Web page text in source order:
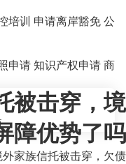
培训 申请离岸豁免 公
申请 知识产权申请 商
被击穿，境
障优势了吗
家族信托被击穿，欠债